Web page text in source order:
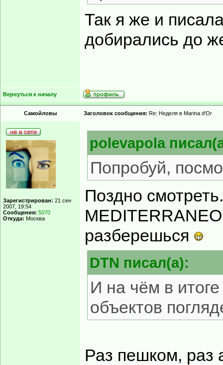
Так я же и
добирались до
Вернуться к началу
Самойловы Заголовок сообщения: Re: Неделя в Marina d'Or
Зарегистрирован: 21 сен
2007, 19:54
Сообщения: 5070
Откуда: Москва
polevapola
Попробуй,
Поздно
разберешься
DTN писал(а):
И на чём в
объектов
Раз пешком, раз